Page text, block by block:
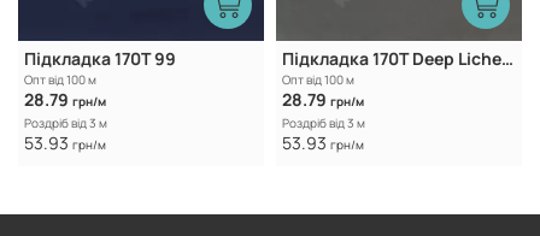
Підкладка 170T 99
Опт від 100 м
28.79 грн/м
Роздріб від 3 м
53.93 грн/м
Підкладка 170T Deep Lichen Green
Опт від 100 м
28.79 грн/м
Роздріб від 3 м
53.93 грн/м